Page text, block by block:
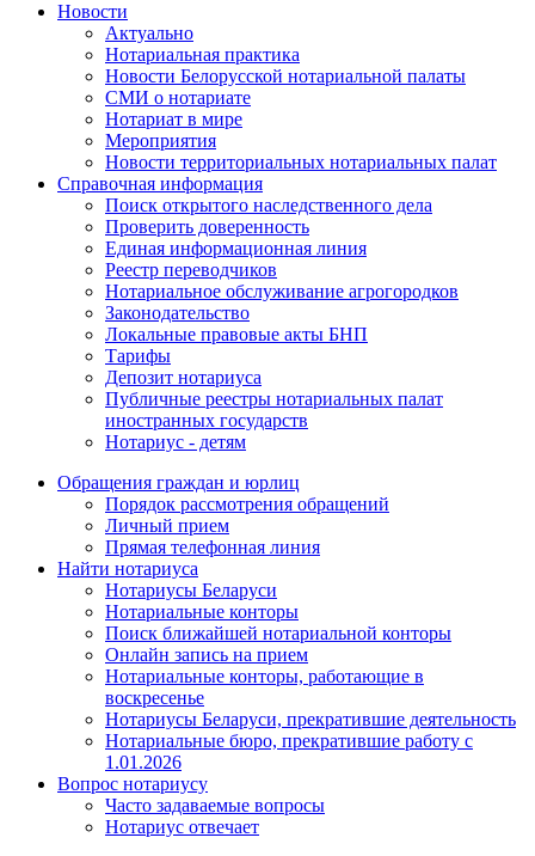
Новости
Актуально
Нотариальная практика
Новости Белорусской нотариальной палаты
СМИ о нотариате
Нотариат в мире
Мероприятия
Новости территориальных нотариальных палат
Справочная информация
Поиск открытого наследственного дела
Проверить доверенность
Единая информационная линия
Реестр переводчиков
Нотариальное обслуживание агрогородков
Законодательство
Локальные правовые акты БНП
Тарифы
Депозит нотариуса
Публичные реестры нотариальных палат
иностранных государств
Нотариус - детям
Обращения граждан и юрлиц
Порядок рассмотрения обращений
Личный прием
Прямая телефонная линия
Найти нотариуса
Нотариусы Беларуси
Нотариальные конторы
Поиск ближайшей нотариальной конторы
Онлайн запись на прием
Нотариальные конторы, работающие в
воскресенье
Нотариусы Беларуси, прекратившие деятельность
Нотариальные бюро, прекратившие работу с
1.01.2026
Вопрос нотариусу
Часто задаваемые вопросы
Нотариус отвечает